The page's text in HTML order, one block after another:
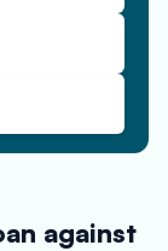
against